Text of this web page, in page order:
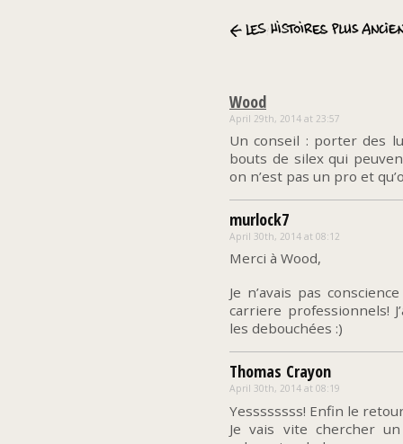
Wood
April 29th, 2014 at 23:57
Un conseil : porter des
bouts de silex qui
on n’est pas un pro et
murlock7
April 30th, 2014 at 08:12
Merci à Wood,
Je n’avais pas
carriere professionnels!
les debouchées :)
Thomas Crayon
April 30th, 2014 at 08:19
Yessssssss! Enfin le
Je vais vite chercher